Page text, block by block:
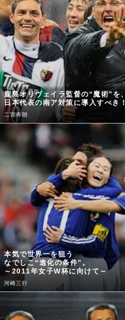
鹿島オリヴェイラ監督の“魔術”を、
日本代表の南ア対策に導入すべき！
二宮寿朗
本気で世界一を狙う
なでしこ“進化の条件”。
～2011年女子W杯に向けて～
河崎三行